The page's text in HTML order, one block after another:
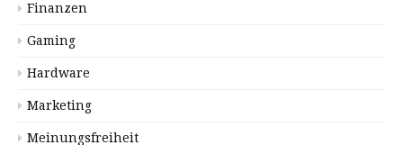
Finanzen
Gaming
Hardware
Marketing
Meinungsfreiheit